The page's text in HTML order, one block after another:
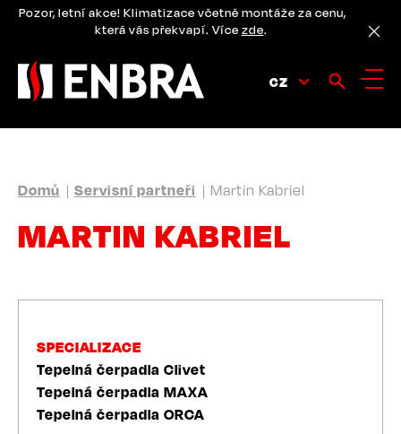
PřejítPozor, letní akce! Klimatizace včetně montáže za cenu,
která vás překvapí. Více zde.
CZ
DROBEČKOVÁ
NAVIGACE
Domů Servisní partneři Martin Kabriel
MARTIN KABRIEL
SPECIALIZACE
Tepelná čerpadla Clivet
Tepelná čerpadla MAXA
Tepelná čerpadla ORCA